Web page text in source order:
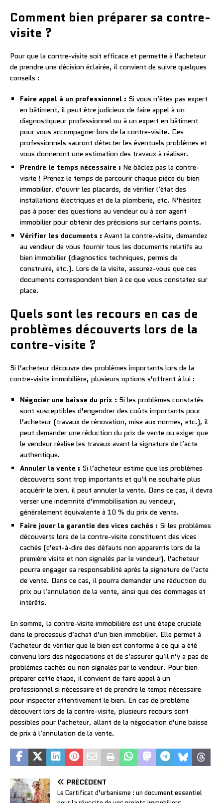
Comment bien préparer sa contre-
visite ?
Pour que la contre-visite soit efficace et permette à l’acheteur
de prendre une décision éclairée, il convient de suivre quelques
conseils :
Faire appel à un professionnel : Si vous n’êtes pas expert
en bâtiment, il peut être judicieux de faire appel à un
diagnostiqueur professionnel ou à un expert en bâtiment
pour vous accompagner lors de la contre-visite. Ces
professionnels sauront détecter les éventuels problèmes et
vous donneront une estimation des travaux à réaliser.
Prendre le temps nécessaire : Ne bâclez pas la contre-
visite ! Prenez le temps de parcourir chaque pièce du bien
immobilier, d’ouvrir les placards, de vérifier l’état des
installations électriques et de la plomberie, etc. N’hésitez
pas à poser des questions au vendeur ou à son agent
immobilier pour obtenir des précisions sur certains points.
Vérifier les documents : Avant la contre-visite, demandez
au vendeur de vous fournir tous les documents relatifs au
bien immobilier (diagnostics techniques, permis de
construire, etc.). Lors de la visite, assurez-vous que ces
documents correspondent bien à ce que vous constatez sur
place.
Quels sont les recours en cas de
problèmes découverts lors de la
contre-visite ?
Si l’acheteur découvre des problèmes importants lors de la
contre-visite immobilière, plusieurs options s’offrent à lui :
Négocier une baisse du prix : Si les problèmes constatés
sont susceptibles d’engendrer des coûts importants pour
l’acheteur (travaux de rénovation, mise aux normes, etc.), il
peut demander une réduction du prix de vente ou exiger que
le vendeur réalise les travaux avant la signature de l’acte
authentique.
Annuler la vente : Si l’acheteur estime que les problèmes
découverts sont trop importants et qu’il ne souhaite plus
acquérir le bien, il peut annuler la vente. Dans ce cas, il devra
verser une indemnité d’immobilisation au vendeur,
généralement équivalente à 10 % du prix de vente.
Faire jouer la garantie des vices cachés : Si les problèmes
découverts lors de la contre-visite constituent des vices
cachés (c’est-à-dire des défauts non apparents lors de la
première visite et non signalés par le vendeur), l’acheteur
pourra engager sa responsabilité après la signature de l’acte
de vente. Dans ce cas, il pourra demander une réduction du
prix ou l’annulation de la vente, ainsi que des dommages et
intérêts.
En somme, la contre-visite immobilière est une étape cruciale
dans le processus d’achat d’un bien immobilier. Elle permet à
l’acheteur de vérifier que le bien est conforme à ce qui a été
convenu lors des négociations et de s’assurer qu’il n’y a pas de
problèmes cachés ou non signalés par le vendeur. Pour bien
préparer cette étape, il convient de faire appel à un
professionnel si nécessaire et de prendre le temps nécessaire
pour inspecter attentivement le bien. En cas de problème
découvert lors de la contre-visite, plusieurs recours sont
possibles pour l’acheteur, allant de la négociation d’une baisse
de prix à l’annulation de la vente.
PRÉCÉDENT
Le Certificat d’urbanisme : un document essentiel